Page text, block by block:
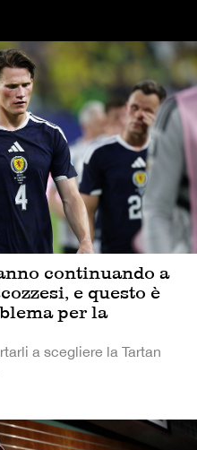
continuando a
e questo è
per la
a scegliere la Tartan